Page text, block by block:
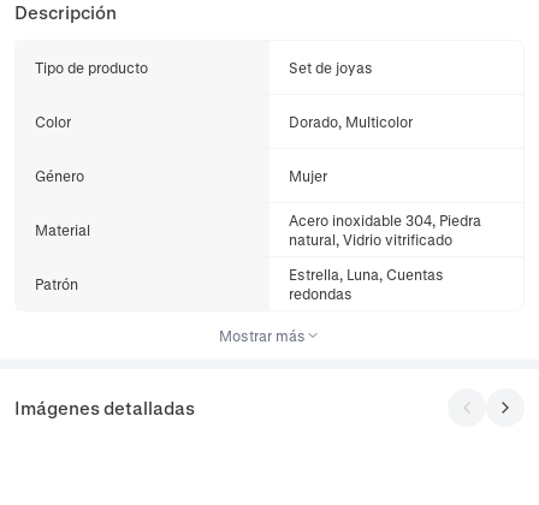
Descripción
Tipo de producto Set de joyas
Color Dorado, Multicolor
Género Mujer
Material
Acero inoxidable 304, Piedra
natural, Vidrio vitrificado
Patrón
Estrella, Luna, Cuentas
redondas
Mostrar más
Imágenes detalladas